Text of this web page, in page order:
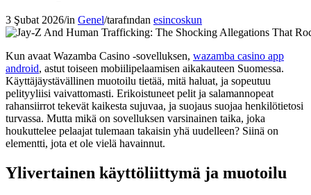
3 Şubat 2026/in Genel/tarafından esincoskun
Kun avaat Wazamba Casino -sovelluksen, wazamba casino app
android, astut toiseen mobiilipelaamisen aikakauteen Suomessa.
Käyttäjäystävällinen muotoilu tietää, mitä haluat, ja sopeutuu
pelityyliisi vaivattomasti. Erikoistuneet pelit ja salamannopeat
rahansiirrot tekevät kaikesta sujuvaa, ja suojaus suojaa henkilötietosi
turvassa. Mutta mikä on sovelluksen varsinainen taika, joka
houkuttelee pelaajat tulemaan takaisin yhä uudelleen? Siinä on
elementti, jota et ole vielä havainnut.
Ylivertainen käyttöliittymä ja muotoilu